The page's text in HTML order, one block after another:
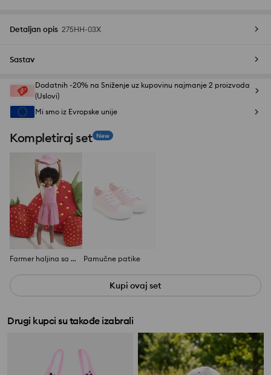
Detaljan opis 275HH-03X
Sastav
Dodatnih -20% na Sniženje uz kupovinu najmanje 2 proizvoda
(Uslovi)
Mi smo iz Evropske unije
Kompletiraj set New
Farmer haljina sa tregerima Pamučne patike
Kupi ovaj set
Drugi kupci su takođe izabrali